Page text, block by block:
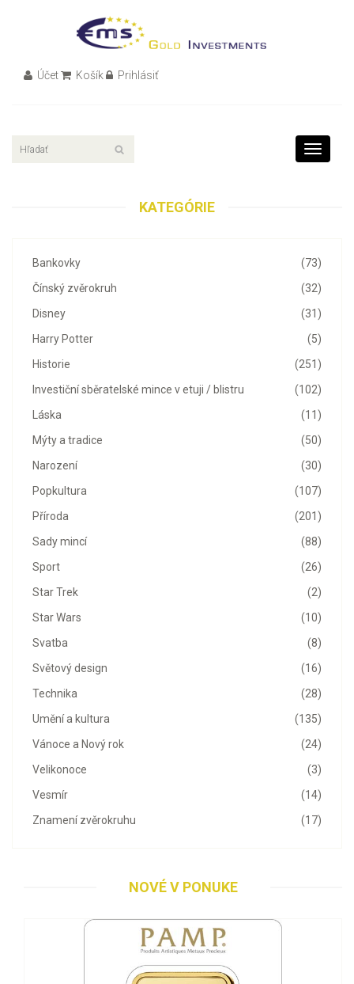
Účet Košík Prihlásiť
Toggle
KATEGÓRIE
(73)
Bankovky
(32)
Čínský zvěrokruh
(31)
Disney
(5)
Harry Potter
(251)
Historie
(102)
Investiční sběratelské mince v etuji / blistru
(11)
Láska
(50)
Mýty a tradice
(30)
Narození
(107)
Popkultura
(201)
Příroda
(88)
Sady mincí
(26)
Sport
(2)
Star Trek
(10)
Star Wars
(8)
Svatba
(16)
Světový design
(28)
Technika
(135)
Umění a kultura
(24)
Vánoce a Nový rok
(3)
Velikonoce
(14)
Vesmír
(17)
Znamení zvěrokruhu
NOVÉ V PONUKE